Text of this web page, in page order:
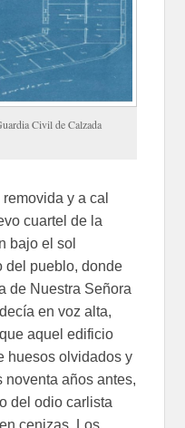
Civil de Calzada
y a cal
cuartel de la
bajo el sol
del pueblo, donde
de Nuestra Señora
en voz alta,
aquel edificio
huesos olvidados y
noventa años antes,
del odio carlista
cenizas. Los